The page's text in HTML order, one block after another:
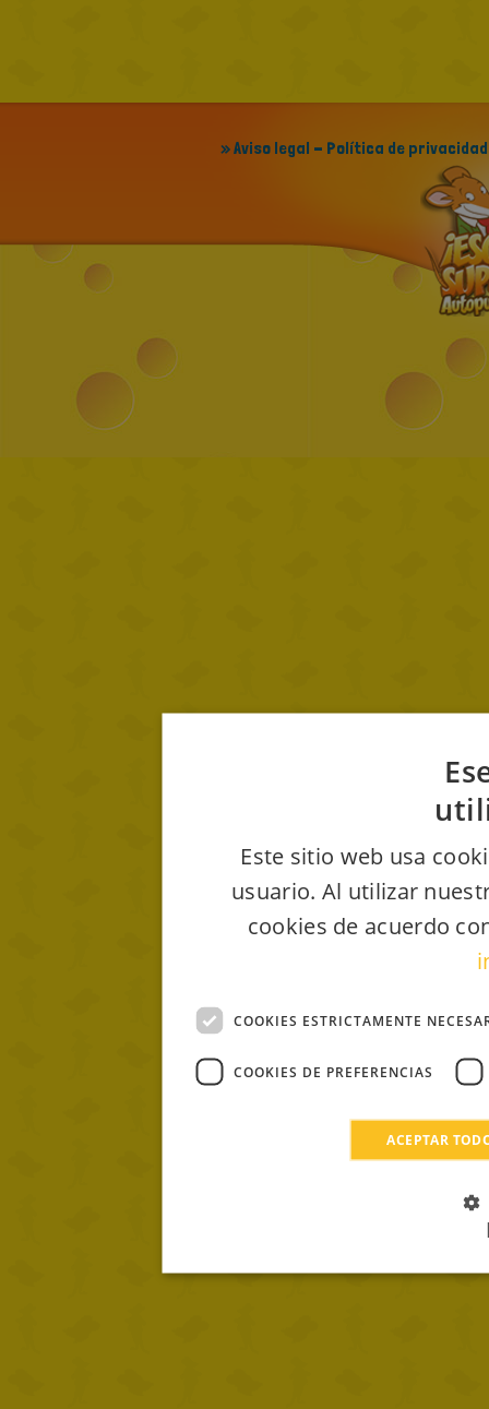
» Aviso legal - Política de privacidad
Este sitio web usa
usuario. Al utilizar
cookies de acuerdo
COOKIES ESTRICTAMENTE
COOKIES DE PREFERENCIAS
ACEPTAR